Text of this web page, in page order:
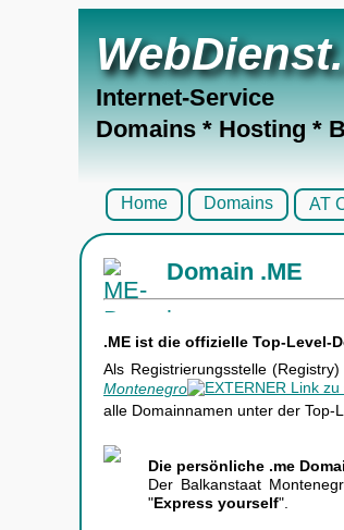
Internet-Service
Domains * Hosting *
Home Domains AT
Domain .ME
.ME ist die offizielle Top-Level-
Als Registrierungsstelle
Montenegro
alle Domainnamen unter der Top-
Die persönliche .me
Der Balkanstaat
"Express yourself".